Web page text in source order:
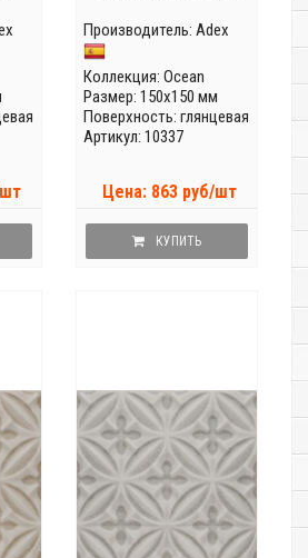
Производитель: Adex
Коллекция: Ocean
Размер: 150x150 мм
Поверхность: глянцевая
Артикул: 10337
Цена: 863 руб/шт
КУПИТЬ